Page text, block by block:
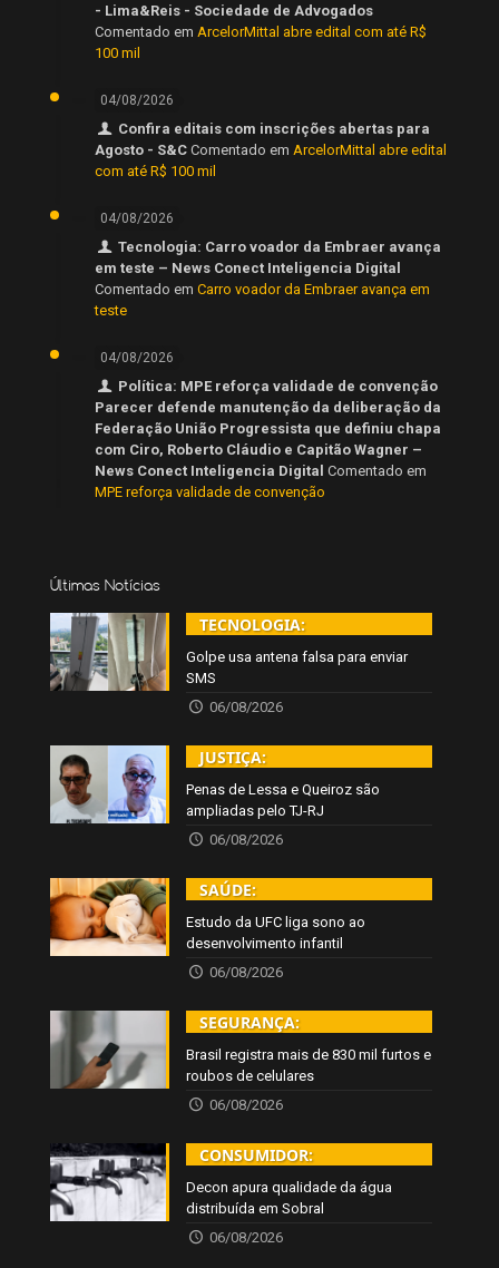
- Lima&Reis - Sociedade de Advogados
Comentado em ArcelorMittal abre edital com até R$
100 mil
04/08/2026
Confira editais com inscrições abertas para
Agosto - S&C Comentado em ArcelorMittal abre edital
com até R$ 100 mil
04/08/2026
Tecnologia: Carro voador da Embraer avança
em teste – News Conect Inteligencia Digital
Comentado em Carro voador da Embraer avança em
teste
04/08/2026
Política: MPE reforça validade de convenção
Parecer defende manutenção da deliberação da
Federação União Progressista que definiu chapa
com Ciro, Roberto Cláudio e Capitão Wagner –
News Conect Inteligencia Digital Comentado em
MPE reforça validade de convenção
Últimas Notícias
TECNOLOGIA:
Golpe usa antena falsa para enviar
SMS
06/08/2026
JUSTIÇA:
Penas de Lessa e Queiroz são
ampliadas pelo TJ-RJ
06/08/2026
SAÚDE:
Estudo da UFC liga sono ao
desenvolvimento infantil
06/08/2026
SEGURANÇA:
Brasil registra mais de 830 mil furtos e
roubos de celulares
06/08/2026
CONSUMIDOR:
Decon apura qualidade da água
distribuída em Sobral
06/08/2026